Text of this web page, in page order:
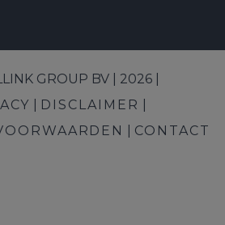
GROUP BV | 2026 |
DISCLAIMER
CONTACT